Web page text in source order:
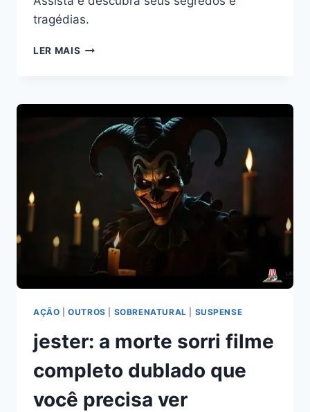
tragédias.
LER MAIS MISS
DUBLADO:
VOCÊ
NÃO
VAI
ACREDITAR!
AÇÃO |OUTROS SOBRENATURAL SUSPENSE
jester: a morte sorri filme
completo dublado que
você precisa ver